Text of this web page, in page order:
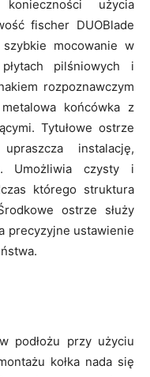
użycia
fischer DUOBlade
mocowanie w
pilśniowych i
rozpoznawczym
końcówka z
Tytułowe ostrze
instalację,
Umożliwia czysty i
którego struktura
ostrze służy
precyzyjne ustawienie
podłożu przy użyciu
kołka nada się